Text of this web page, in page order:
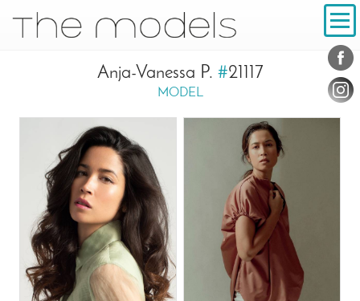
Navigation
Anja-Vanessa P. #21117
MODEL